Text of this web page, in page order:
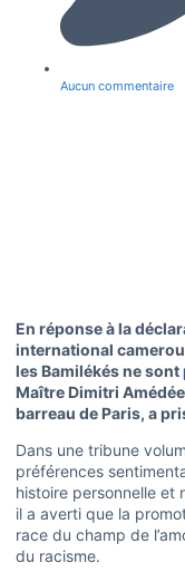
Aucun commentaire
En réponse à la
international
les Bamilékés ne
Maître Dimitri
barreau de Paris, a
Dans une tribune
préférences
histoire personnelle et
il a averti que la
race du champ de
du racisme.